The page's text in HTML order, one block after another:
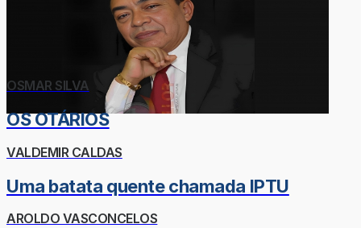
OSMAR SILVA
OS OTÁRIOS
VALDEMIR CALDAS
Uma batata quente chamada IPTU
AROLDO VASCONCELOS